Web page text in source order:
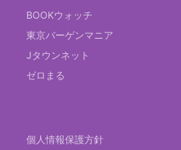
BOOKウォッチ
東京バーゲンマニア
Jタウンネット
ゼロまる
個人情報保護方針